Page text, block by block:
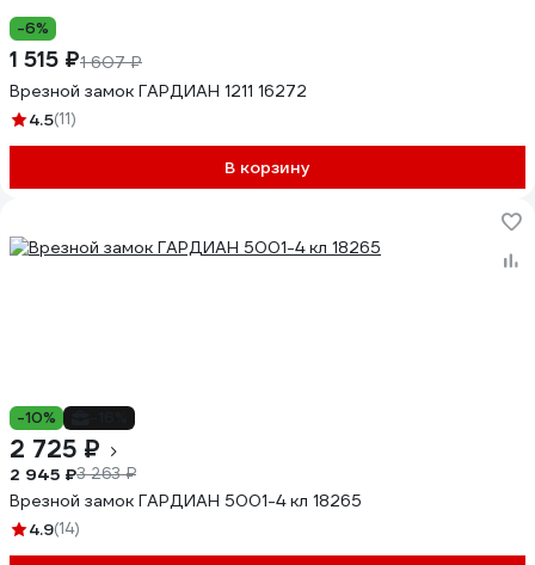
-6%
1 515 ₽1 607 ₽
Врезной замок ГАРДИАН 1211 16272
4.5(11)
В корзину
-10%
2 725 ₽
2 945 ₽3 263 ₽
Врезной замок ГАРДИАН 5001-4 кл 18265
4.9(14)